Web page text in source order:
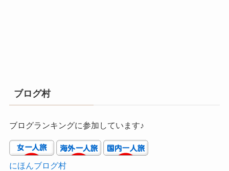
ブログ村
ブログランキングに参加しています♪
にほんブログ村